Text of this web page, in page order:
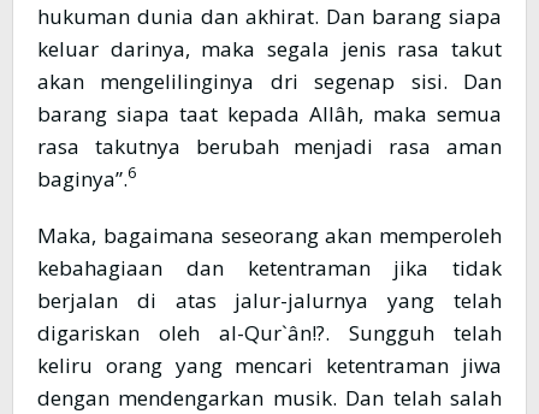
hukuman dunia dan akhirat. Dan barang siapa
keluar darinya, maka segala jenis rasa takut
akan mengelilinginya dri segenap sisi. Dan
barang siapa taat kepada Allâh, maka semua
rasa takutnya berubah menjadi rasa aman
baginya”.6
Maka, bagaimana seseorang akan memperoleh
kebahagiaan dan ketentraman jika tidak
berjalan di atas jalur-jalurnya yang telah
digariskan oleh al-Qur`ân!?. Sungguh telah
keliru orang yang mencari ketentraman jiwa
dengan mendengarkan musik. Dan telah salah